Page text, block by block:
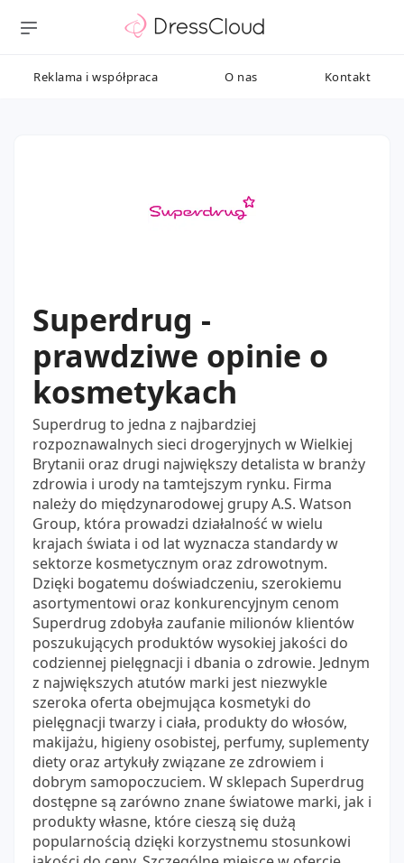
Reklama i współpraca O nas Kontakt
Superdrug -
prawdziwe opinie o
kosmetykach
Superdrug to jedna z najbardziej
rozpoznawalnych sieci drogeryjnych w Wielkiej
Brytanii oraz drugi największy detalista w branży
zdrowia i urody na tamtejszym rynku. Firma
należy do międzynarodowej grupy A.S. Watson
Group, która prowadzi działalność w wielu
krajach świata i od lat wyznacza standardy w
sektorze kosmetycznym oraz zdrowotnym.
Dzięki bogatemu doświadczeniu, szerokiemu
asortymentowi oraz konkurencyjnym cenom
Superdrug zdobyła zaufanie milionów klientów
poszukujących produktów wysokiej jakości do
codziennej pielęgnacji i dbania o zdrowie. Jednym
z największych atutów marki jest niezwykle
szeroka oferta obejmująca kosmetyki do
pielęgnacji twarzy i ciała, produkty do włosów,
makijażu, higieny osobistej, perfumy, suplementy
diety oraz artykuły związane ze zdrowiem i
dobrym samopoczuciem. W sklepach Superdrug
dostępne są zarówno znane światowe marki, jak i
produkty własne, które cieszą się dużą
popularnością dzięki korzystnemu stosunkowi